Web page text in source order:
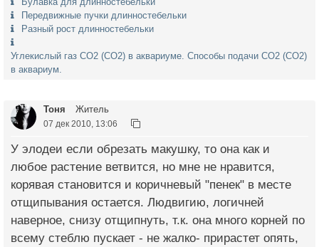
Передвижные пучки длинностебельки
Разный рост длинностебельки
Углекислый газ СО2 (CO2) в аквариуме. Способы подачи CO2 (СО2)
в аквариум.
Тоня Житель
07 дек 2010, 13:06
У элодеи если обрезать макушку, то она как и
любое растение ветвится, но мне не нравится,
корявая становится и коричневый "пенек" в месте
отщипывания остается. Людвигию, логичней
наверное, снизу отщипнуть, т.к. она много корней по
всему стеблю пускает - не жалко- прирастет опять,